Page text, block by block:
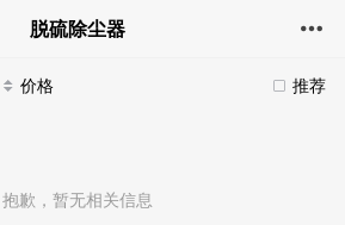
脱硫除尘器
推荐
价格
抱歉，暂无相关信息